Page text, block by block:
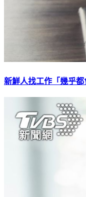
新鮮人找工作「幾乎